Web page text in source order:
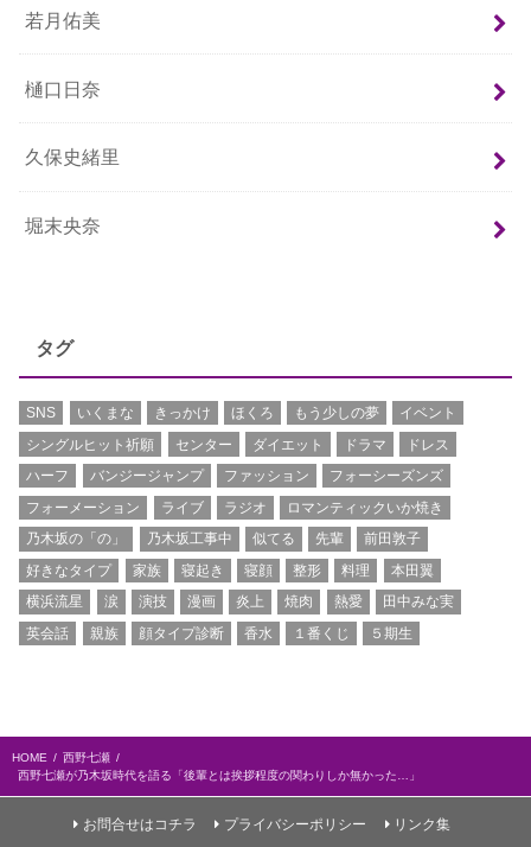
若月佑美
樋口日奈
久保史緒里
堀末央奈
タグ
SNS いくまな きっかけ ほくろ もう少しの夢
イベント
シングルヒット祈願
センター ダイエット ドラマ
ドレス
ハーフ
バンジージャンプ ファッション
フォーシーズンズ
フォーメーション
ライブ ラジオ
ロマンティックいか焼き
乃木坂の「の」
乃木坂工事中 似てる 先輩
前田敦子
好きなタイプ
家族 寝起き 寝顔 整形 料理
本田翼
横浜流星
涙 演技 漫画 炎上 焼肉 熱愛
田中みな実
英会話
親族 顔タイプ診断 香水 １番くじ ５期生
HOME
西野七瀬
西野七瀬が乃木坂時代を語る「後輩とは挨拶程度の関わりしか無かった…」
お問合せはコチラ プライバシーポリシー リンク集